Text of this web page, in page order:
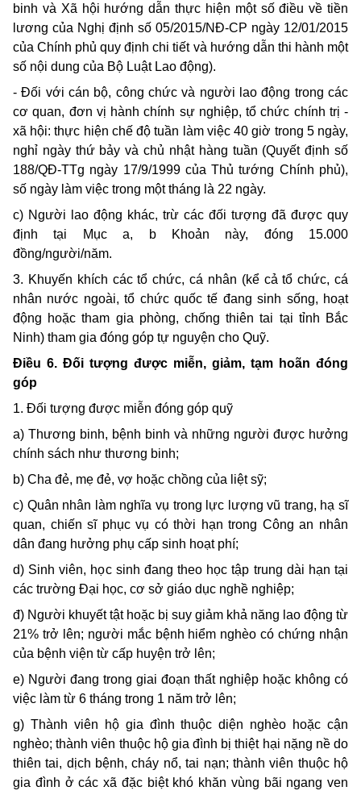
binh và Xã hội hướng dẫn thực hiện một số điều về tiền
lương của Nghị định số 05/2015/NĐ-CP ngày 12/01/2015
của Chính phủ quy định chi tiết và hướng dẫn thi hành một
số nội dung của Bộ Luật Lao động).
- Đối với cán bộ, công chức và người lao động trong các
cơ quan, đơn vị hành chính sự nghiệp, tổ chức chính trị -
xã hội: thực hiện chế độ tuần làm việc 40 giờ trong 5 ngày,
nghỉ ngày thứ bảy và chủ nhật hàng tuần (Quyết định số
188/QĐ-TTg ngày 17/9/1999 của Thủ tướng Chính phủ),
số ngày làm việc trong một tháng là 22 ngày.
c) Người lao động khác, trừ các đối tượng đã được quy
định tại Mục a, b Khoản này, đóng 15.000
đồng/người/năm.
3. Khuyến khích các tổ chức, cá nhân (kể cả tổ chức, cá
nhân nước ngoài, tổ chức quốc tế đang sinh sống, hoạt
động hoặc tham gia phòng, chống thiên tai tại tỉnh Bắc
Ninh) tham gia đóng góp tự nguyện cho Quỹ.
Điều 6. Đối tượng được miễn, giảm, tạm hoãn đóng
góp
1. Đối tượng được miễn đóng góp quỹ
a) Thương binh, bệnh binh và những người được hưởng
chính sách như thương binh;
b) Cha đẻ, mẹ đẻ, vợ hoặc chồng của liệt sỹ;
c) Quân nhân làm nghĩa vụ trong lực lượng vũ trang, hạ sĩ
quan, chiến sĩ phục vụ có thời hạn trong Công an nhân
dân đang hưởng phụ cấp sinh hoạt phí;
d) Sinh viên, học sinh đang theo học tập trung dài hạn tại
các trường Đại học, cơ sở giáo dục nghề nghiệp;
đ) Người khuyết tật hoặc bị suy giảm khả năng lao động từ
21% trở lên; người mắc bệnh hiểm nghèo có chứng nhận
của bệnh viện từ cấp huyện trở lên;
e) Người đang trong giai đoạn thất nghiệp hoặc không có
việc làm từ 6 tháng trong 1 năm trở lên;
g) Thành viên hộ gia đình thuộc diện nghèo hoặc cận
nghèo; thành viên thuộc hộ gia đình bị thiệt hại nặng nề do
thiên tai, dịch bệnh, cháy nổ, tai nạn; thành viên thuộc hộ
gia đình ở các xã đặc biệt khó khăn vùng bãi ngang ven